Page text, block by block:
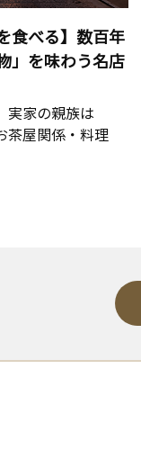
食べる】数百年
」を味わう名店
実家の親族は
茶屋関係・料理